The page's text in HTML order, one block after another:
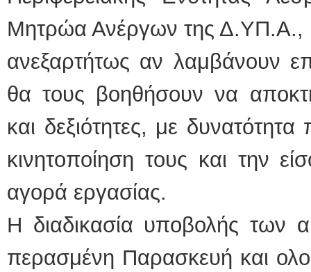
Μητρώα Ανέργων της Δ.ΥΠ.Α.,
ανεξαρτήτως αν λαμβάνουν
θα τους βοηθήσουν να
και δεξιότητες, με
κινητοποίηση τους και την
αγορά εργασίας.
Η διαδικασία υποβολής των
περασμένη Παρασκευή και